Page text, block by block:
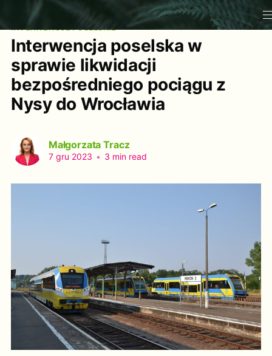
Interwencja poselska w
sprawie likwidacji
bezpośredniego pociągu z
Nysy do Wrocławia
Małgorzata Tracz
7 gru 2023 • 3 min read